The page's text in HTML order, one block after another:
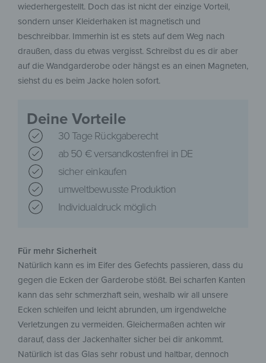
wiederhergestellt. Doch das ist nicht der einzige Vorteil,
sondern unser Kleiderhaken ist magnetisch und
beschreibbar. Immerhin ist es stets auf dem Weg nach
draußen, dass du etwas vergisst. Schreibst du es dir aber
auf die Wandgarderobe oder hängst es an einen Magneten,
siehst du es beim Jacke holen sofort.
Deine Vorteile
30 Tage Rückgaberecht
ab 50 € versandkostenfrei in DE
sicher einkaufen
umweltbewusste Produktion
Individualdruck möglich
Für mehr Sicherheit
Natürlich kann es im Eifer des Gefechts passieren, dass du
gegen die Ecken der Garderobe stößt. Bei scharfen Kanten
kann das sehr schmerzhaft sein, weshalb wir all unsere
Ecken schleifen und leicht abrunden, um irgendwelche
Verletzungen zu vermeiden. Gleichermaßen achten wir
darauf, dass der Jackenhalter sicher bei dir ankommt.
Natürlich ist das Glas sehr robust und haltbar, dennoch